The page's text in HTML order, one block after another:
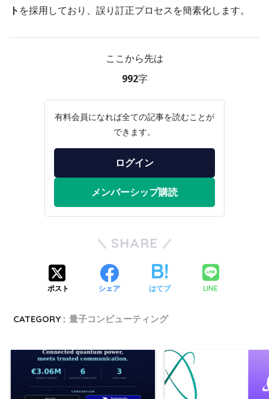
ト を採用しており、誤り訂正プロセスを簡素化します。
ここから先は
992字
有料会員になれば全ての記事を読むことが
できます。
ログイン
メンバーシップ購読
SHARE
ポスト シェア はてブ LINE
CATEGORY : 量子コンピューティング